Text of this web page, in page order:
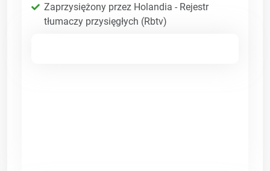
Zaprzysiężony przez Holandia - Rejestr
tłumaczy przysięgłych (Rbtv)